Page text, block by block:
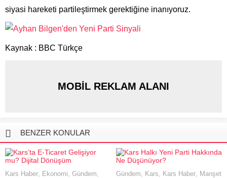
siyasi hareketi partileştirmek gerektiğine inanıyoruz.
Kaynak : BBC Türkçe
MOBİL REKLAM ALANI
BENZER KONULAR
Kars Haber, Ekonomi, Gündem,
Gündem, Kars, Kars Haber, Manşet